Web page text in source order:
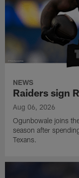
NEWS
Raiders sign
Aug 06, 2026
Ogunbowale joins
season after
Texans.